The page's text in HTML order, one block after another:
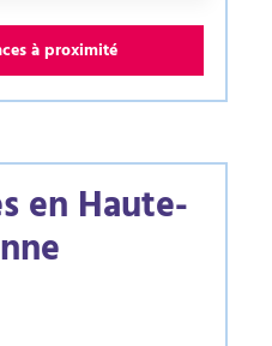
à proximité
en Haute-